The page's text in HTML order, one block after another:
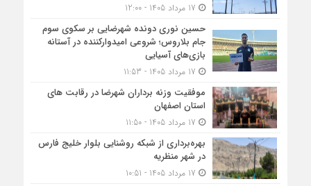
حسین نوری دونده شهرضایی بر سکوی سوم
جام بلاروس؛ شروعی امیدوارکننده در آستانه
بازی‌های آسیایی
موفقیت وزنه برداران شهرضا در رقابت های
استان اصفهان
بهره‌برداری از شبکه روشنایی بلوار خلیج فارس
در شهر منظریه